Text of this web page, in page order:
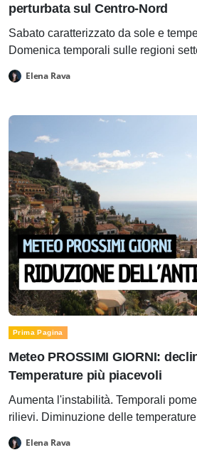
perturbata sul Centro-Nord
Sabato caratterizzato da sole e
Domenica temporali sulle regioni
Elena Rava
Prima Pagina
Meteo PROSSIMI GIORNI:
Temperature più piacevoli
Aumenta l'instabilità. Temporali
rilievi. Diminuzione delle
Elena Rava